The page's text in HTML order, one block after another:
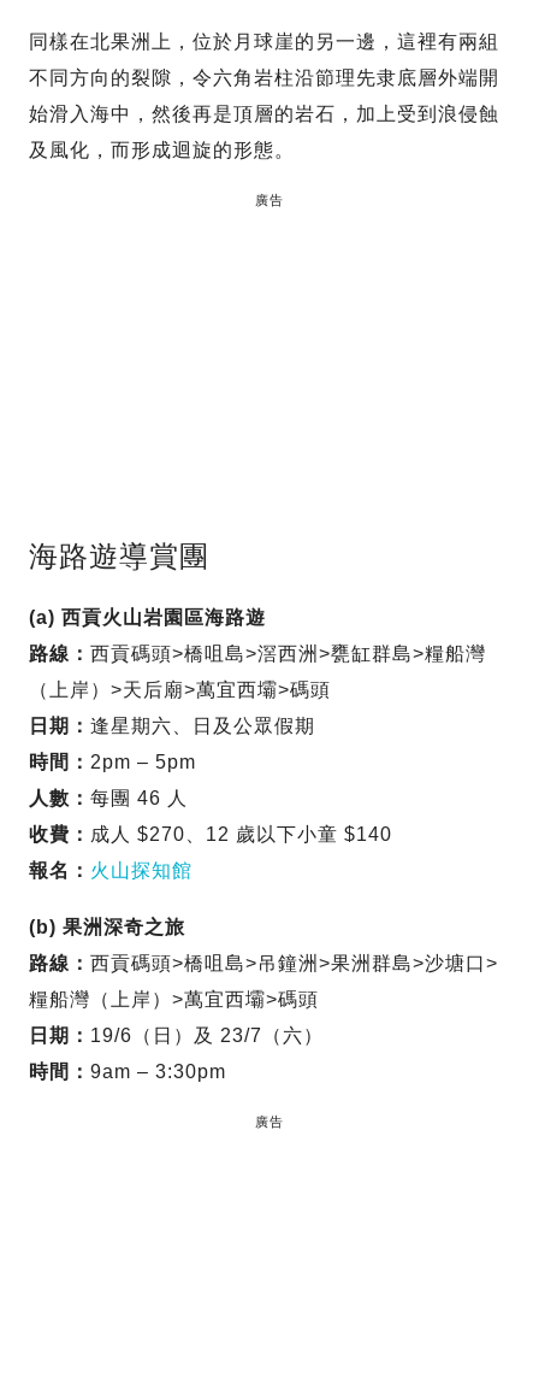
同樣在北果洲上，位於月球崖的另一邊，這裡有兩組
不同方向的裂隙，令六角岩柱沿節理先隶底層外端開
始滑入海中，然後再是頂層的岩石，加上受到浪侵蝕
及風化，而形成迴旋的形態。
廣告
海路遊導賞團
(a) 西貢火山岩園區海路遊
路線： 西貢碼頭>橋咀島>滘西洲>甕缸群島>糧船灣
（上岸）>天后廟>萬宜西壩>碼頭
日期： 逢星期六、日及公眾假期
時間： 2pm – 5pm
人數： 每團 46 人
收費： 成人 $270、12 歲以下小童 $140
報名： 火山探知館
(b) 果洲深奇之旅
路線： 西貢碼頭>橋咀島>吊鐘洲>果洲群島>沙塘口>
糧船灣（上岸）>萬宜西壩>碼頭
日期： 19/6（日）及 23/7（六）
時間： 9am – 3:30pm
廣告